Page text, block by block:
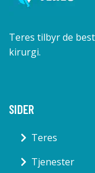
Teres tilbyr de
kirurgi.
SIDER
Teres
Tjenester